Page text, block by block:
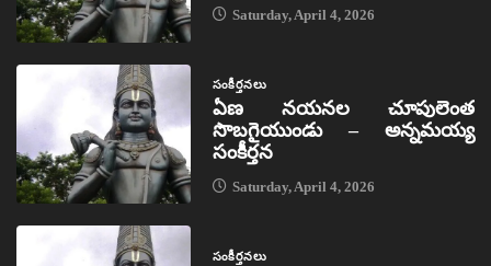
Saturday, April 4, 2026
సంకీర్తనలు
ఏణ నయనల చూపులెంత
సొబగైయుండు – అన్నమయ్య
సంకీర్తన
Saturday, April 4, 2026
సంకీర్తనలు